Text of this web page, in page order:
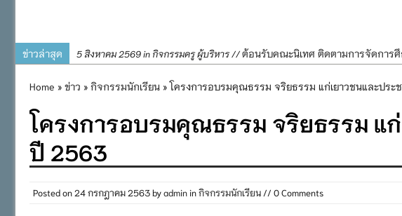
ข่าวล่าสุด 5 สิงหาคม 2569 in กิจกรรมครู ผู้บริหาร //ต้อนรับคณะนิเทศ ติดตามการจัดการ
31 กรกฎาคม 2569 in กิจกรรมครู ผู้บริหาร //
พิธีถวายเครื่องราชสักการะ วางพ
31 กรกฎาคม 2569 in กิจกรรมนักเรียน // กิจกรรมถวายเทียนพรรษา สืบสานพระ
31 กรกฎาคม 2569 in กิจกรรมนักเรียน //
Home » ข่าว » กิจกรรมนักเรียน » โครงการอบรมคุณธรรม จริยธรรม แก่เยาวชนและประ
โครงการอบรมคุณธรรม จริยธรรม แ
ปี 2563
Posted on24 กรกฎาคม 2563byadmininกิจกรรมนักเรียน // 0 Comments